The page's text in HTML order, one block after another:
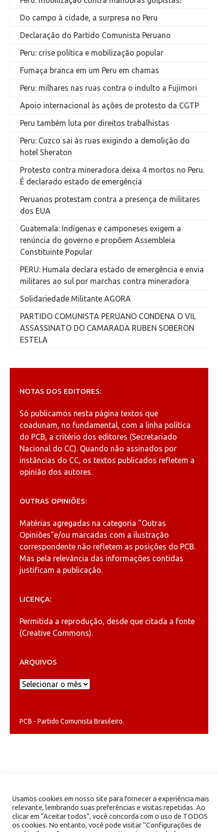
Do campo à cidade, a surpresa no Peru
Declaração do Partido Comunista Peruano
Peru: crise política e mobilização popular
Fumaça branca em um Peru em chamas
Peru: milhares nas ruas contra o indulto a Fujimori
Apoio internacional às ações de protesto da CGTP
Peru também luta por direitos trabalhistas
Peru: Cuzco sai às ruas exigindo a demolição do
hotel Sheraton
Protesto contra mineradora deixa 4 mortos no Peru.
É declarado estado de emergência
Peruanos protestam contra a presença de militares
dos EUA
Guatemala: Indígenas e camponeses exigem a
renúncia do governo e propõem Assembleia
Constituinte Popular
PERU: Humala declara estado de emergência e envia
militares ao sul por marchas contra mineradora
Solidariedade Militante AGORA
PARTIDO COMUNISTA PERUANO CONDENA O VIL
ASSASSINATO DO CAMARADA RUBEN SOBERON
ESTELA
NOTAS DOS EDITORES:
Só publicamos nesta página textos que
coadunam, no fundamental, com a linha política
do PCB, a critério dos editores (Secretariado
Nacional do CC). Quando não assinados por
instâncias do CC, os textos publicados refletem a
opinião dos autores.
OUTRAS OPINIÕES:
Matérias agregadas na categoria "Outras
Opiniões"e/ou marcadas com a ilustração
correspondente não refletem as posições do PCB.
Mas pela relevância das informações contidas
justificam a publicação.
LICENÇA:
Permitida a reprodução, desde que citada a fonte
(Creative Commons).
ARQUIVOS
Arquivos
PCB - Partido Comunista Brasileiro.
Usamos cookies em nosso site para fornecer a experiência mais
relevante, lembrando suas preferências e visitas repetidas. Ao
clicar em “Aceitar todos”, você concorda com o uso de TODOS
os cookies. No entanto, você pode visitar "Configurações de